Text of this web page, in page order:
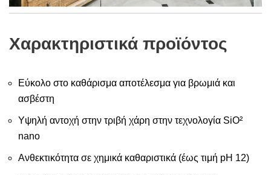
Χαρακτηριστικά προϊόντος
Εύκολο στο καθάρισμα αποτέλεσμα για βρωμιά και
ασβέστη
Υψηλή αντοχή στην τριβή χάρη στην τεχνολογία SiO²
nano
Ανθεκτικότητα σε χημικά καθαριστικά (έως τιμή pH 12)